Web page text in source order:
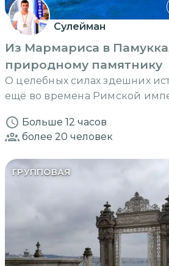
Сулейман
Из Мармариса в
природному памятнику
О целебных силах здешних
ещё во времена Римской
Больше 12 часов
более 20 человек
ГРУППОВАЯ